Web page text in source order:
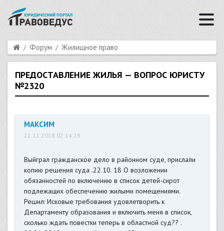
Форум Жилищное право
ПРЕДОСТАВЛЕНИЕ ЖИЛЬЯ — ВОПРОС ЮРИСТУ
№2320
МАКСИМ
22.11.2018 02:14:29
Выйграл гражданское дело в районном суде, прислали
копию решения суда .22.10. 18 О возложении
обязанностей по включению в список детей-сирот
подлежащих обеспечению жилыми помещениями.
Решил: Исковые требования удовлетворить к
Департаменту образования и включить меня в список,
сколько ждать повестки теперь в областной суд?? .